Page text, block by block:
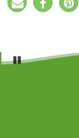
Pause